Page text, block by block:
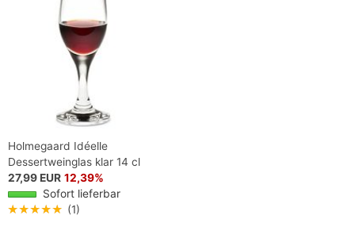
Holmegaard Idéelle
Dessertweinglas klar 14 cl
27,99 EUR 12,39%
Sofort lieferbar
★★★★★ (1)